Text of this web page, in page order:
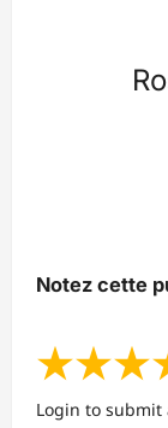
Notez cette
★★★
Login to submit